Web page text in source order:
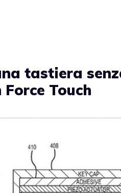
tastiera
Touch